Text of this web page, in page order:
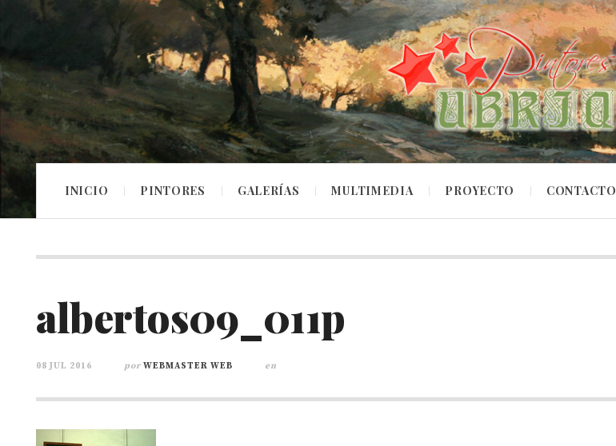
INICIO PINTORES GALERÍAS MULTIMEDIA PROYECTO CONTACTO
albertos09_011p
08 JUL 2016 por WEBMASTER WEB en